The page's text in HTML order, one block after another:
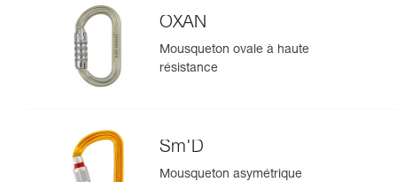
OXAN
Mousqueton ovale à haute
résistance
Sm'D
Mousqueton asymétrique